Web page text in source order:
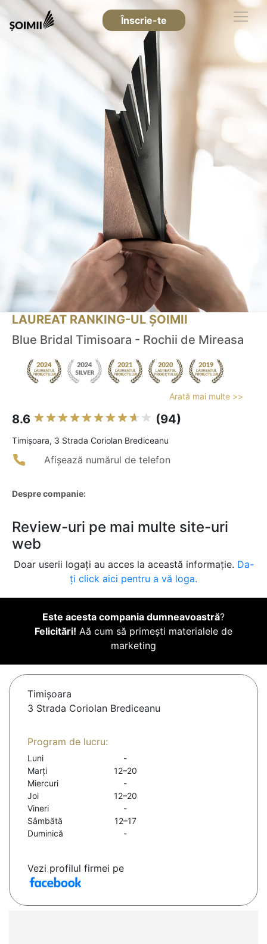
Înscrie-te
LAUREAT RANKING-UL ȘOIMII
Blue Bridal Timisoara - Rochii de Mireasa
Arată mai multe >>
8.6 (94)
Timişoara, 3 Strada Coriolan Brediceanu
Afișează numărul de telefon
Despre companie:
Review-uri pe mai multe site-uri
web
Doar userii logați au acces la această informație. Da-
ți click aici pentru a vă loga.
Este acesta compania dumneavoastră?
Felicitări! Aă cum să primești materialele de
marketing
Timişoara
3 Strada Coriolan Brediceanu
Program de lucru:
Luni
-
Marți
12–20
Miercuri
-
Joi
12–20
Vineri
-
Sâmbătă
12–17
Duminică
-
Vezi profilul firmei pe